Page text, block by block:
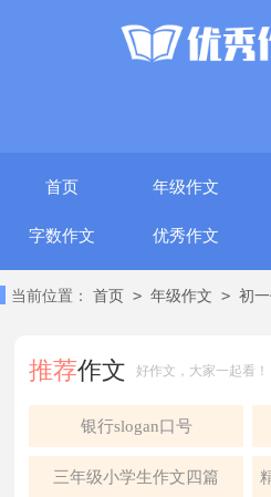
首页 年级作文
字数作文 优秀作文
当前位置： 首页 > 年级作文 > 初
推荐作文 好作文，大家一起看！
银行slogan口号
三年级小学生作文四篇